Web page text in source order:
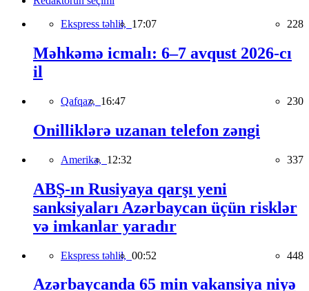
Ekspress təhlil, 17:07 228
Məhkəmə icmalı: 6–7 avqust 2026-cı
il
Qafqaz, 16:47 230
Onilliklərə uzanan telefon zəngi
Amerika, 12:32 337
ABŞ-ın Rusiyaya qarşı yeni
sanksiyaları Azərbaycan üçün risklər
və imkanlar yaradır
Ekspress təhlil, 00:52 448
Azərbaycanda 65 min vakansiya niyə